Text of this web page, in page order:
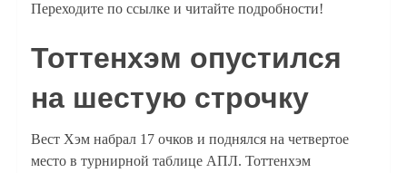
Переходите по ссылке и читайте подробности!
Тоттенхэм опустился
на шестую строчку
Вест Хэм набрал 17 очков и поднялся на четвертое
место в турнирной таблице АПЛ. Тоттенхэм